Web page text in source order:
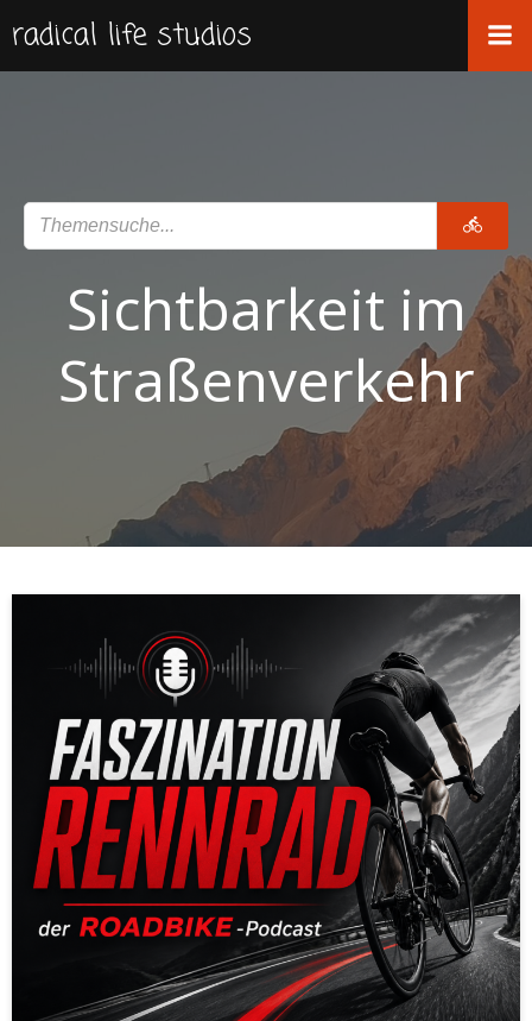
springen
radical life studios
Sichtbarkeit im
Straßenverkehr